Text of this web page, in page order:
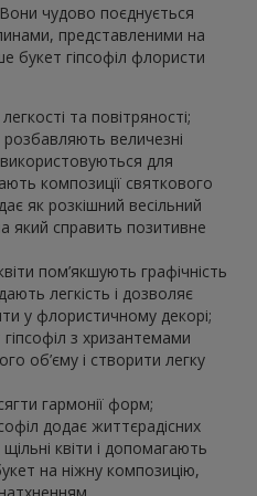
Вони чудово поєднується
представленими на
букет гіпсофіл флористи
та повітряності;
розбавляють величезні
для
композиції святкового
як розкішний весільний
який справить позитивне
пом’якшують графічність
легкість і дозволяє
у флористичному декорі;
з хризантемами
об’єму і створити легку
гармонії форм;
додає життєрадісних
квіти і допомагають
на ніжну композицію,